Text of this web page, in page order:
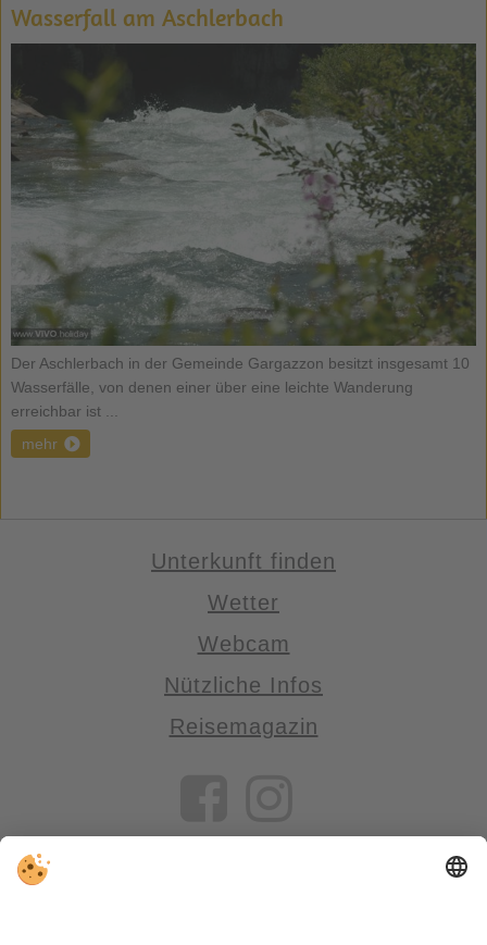
Wasserfall am Aschlerbach
Der Aschlerbach in der Gemeinde Gargazzon besitzt insgesamt 10
Wasserfälle, von denen einer über eine leichte Wanderung
erreichbar ist ...
mehr
Unterkunft finden
Wetter
Webcam
Nützliche Infos
Reisemagazin